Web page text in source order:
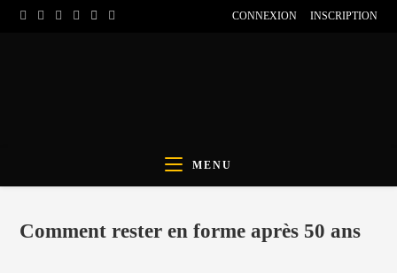
CONNEXION INSCRIPTION
MENU
Comment rester en forme après 50 ans